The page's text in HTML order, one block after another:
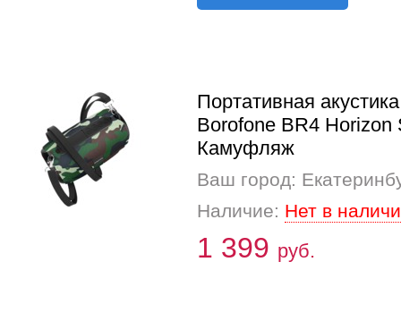
Портативная акустика
Borofone BR4 Horizon
Камуфляж
Ваш город:
Наличие: Нет в
1 399 руб.